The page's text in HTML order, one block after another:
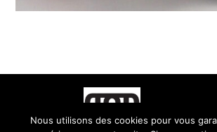
Nous utilisons des cookies pour vous